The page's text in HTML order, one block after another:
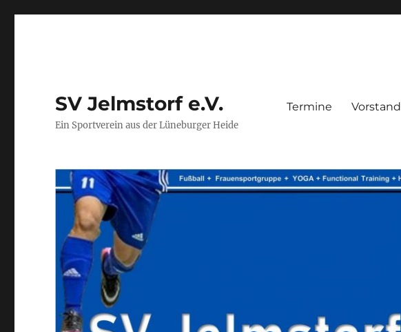
SV Jelmstorf e.V.
Ein Sportverein aus der Lüneburger Heide
Termine Vorstand